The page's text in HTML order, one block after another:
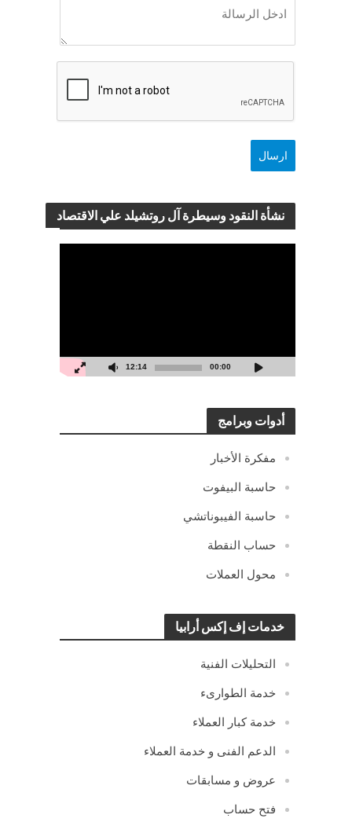
نشأة النقود وسيطرة آل روتشيلد علي الاقتصاد
00:00
12:14
أدوات وبرامج
مفكرة الأخبار
حاسبة البيفوت
حاسبة الفيبوناتشي
حساب النقطة
محول العملات
خدمات إف إكس أرابيا
التحليلات الفنية
خدمة الطوارىء
خدمة كبار العملاء
الدعم الفنى و خدمة العملاء
عروض و مسابقات
فتح حساب